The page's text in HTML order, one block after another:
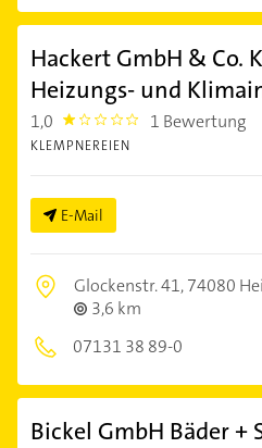
Hackert GmbH & Co.
Heizungs- und
1,0 1.0 1 Bewertung
KLEMPNEREIEN
E-Mail
Glockenstr. 41,74080
3,6 km
07131 38 89-0
Bickel GmbH Bäder +